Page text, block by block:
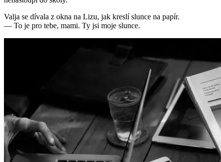
Valja se dívala z okna na Lizu, jak kreslí slunce na papír.
— To je pro tebe, mami. Ty jsi moje slunce.